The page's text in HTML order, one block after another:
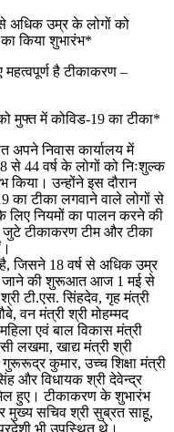
अधिक उम्र के लोगों को
किया शुभारंभ*
है टीकाकरण –
मुफ्त में कोविड-19 का टीका*
अपने निवास कार्यालय में
से 44 वर्ष के लोगों को निःशुल्क
किया। उन्होंने इस दौरान
का टीका लगवाने वाले लोगों से
लिए नियमों का पालन करने की
जुटे टीकाकरण टीम और टीका
जिसने 18 वर्ष से अधिक उम्र
जाने की शुरूआत आज 1 मई से
टी.एस. सिंहदेव, गृह मंत्री
वन मंत्री श्री मोहम्मद
एवं बाल विकास मंत्री
लखमा, खाद्य मंत्री श्री
कुमार, उच्च शिक्षा मंत्री
और विधायक श्री देवेन्द्र
हुए। टीकाकरण के शुभारंभ
मुख्य सचिव श्री सुब्रत साहू,
भी उपस्थित थे।